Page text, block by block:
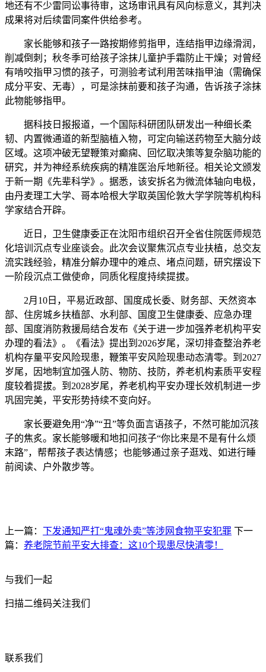
地还有不少雷同讼事待审，这场审讯具有风向标意义，其判决
成果将对后续雷同案件供给参考。
家长能够和孩子一路按期修剪指甲，连结指甲边缘滑润，
削减倒刺；秋冬季可给孩子涂抹儿童护手霜防止干燥；对曾经
有啃咬指甲习惯的孩子，可测验考试利用苦味指甲油（需确保
成分平安、无毒），可是涂抹前要和孩子沟通，告诉孩子涂抹
此物能够指甲。
据科技日报报道，一个国际科研团队研发出一种细长柔
韧、内置微通道的新型脑植入物，可定向输送药物至大脑分歧
区域。这项冲破无望鞭策对癫痫、回忆取决策等复杂脑功能的
研究，并为神经系统疾病的精准医治斥地新径。相关论文颁发
于新一期《先辈科学》。据悉，该安拆名为微流体轴向电极，
由丹麦理工大学、哥本哈根大学取英国伦敦大学学院等机构科
学家结合开辟。
近日，卫生健康委正在沈阳市组织召开全省住院医师规范
化培训沉点专业座谈会。此次会议聚焦沉点专业扶植，总交友
流实践经验，精准分解办理中的难点、堵点问题，研究摆设下
一阶段沉点工做使命，同质化程度持续提拔。
2月10日，平易近政部、国度成长委、财务部、天然资本
部、住房城乡扶植部、水利部、国度卫生健康委、应急办理
部、国度消防救援局结合发布《关于进一步加强养老机构平安
办理的看法》。《看法》提出到2026岁尾，深切排查整治养老
机构存量平安风险现患，鞭策平安风险现患动态清零。到2027
岁尾，因地制宜加强人防、物防、技防，养老机构素质平安程
度较着提拔。到2028岁尾，养老机构平安办理长效机制进一步
巩固完美，平安形势持续不变向好。
家长要避免用“净”“丑”等负面言语孩子，不然可能加沉孩
子的焦炙。家长能够暖和地扣问孩子“你比来是不是有什么烦
末路”，帮帮孩子表达情感；也能够通过亲子逛戏、如进行睡
前阅读、户外散步等。
上一篇： 下发通知严打“鬼魂外卖”等涉网食物平安犯罪 下一
篇： 养老院节前平安大排查：这10个现患尽快清零！
与我们一起
扫描二维码关注我们
联系我们